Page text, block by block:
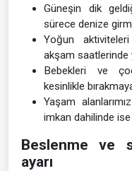
Güneşin dik
sürece denize
Yoğun
akşam saatlerinde
Bebekleri ve
kesinlikle
Yaşam
imkan dahilinde ise
Beslenme ve
ayarı